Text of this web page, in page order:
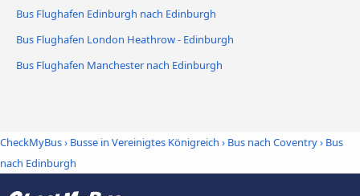
Bus Flughafen Edinburgh nach Edinburgh
Bus Flughafen London Heathrow - Edinburgh
Bus Flughafen Manchester nach Edinburgh
CheckMyBus› Busse in Vereinigtes Königreich › Bus nach Coventry› Bus
nach Edinburgh